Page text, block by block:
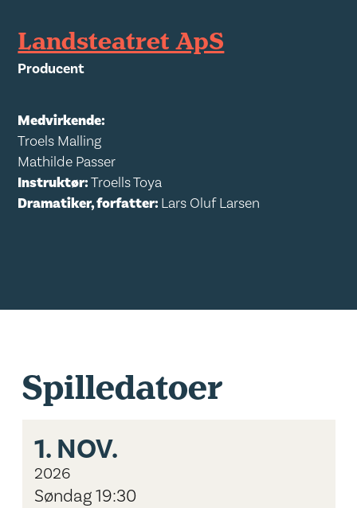
Landsteatret ApS
Producent
Medvirkende:
Troels Malling
Mathilde Passer
Instruktør:Troells Toya
Dramatiker, forfatter: Lars Oluf Larsen
Spilledatoer
1. NOV.
2026
Søndag 19:30